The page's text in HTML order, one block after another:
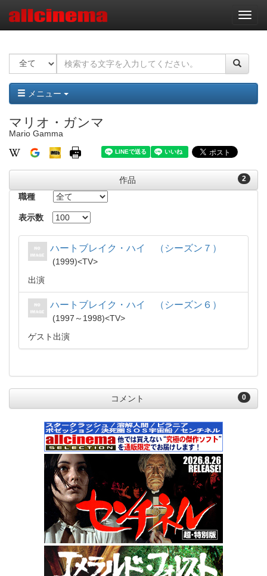
ナ
ビ
ー
ョ
ン
メニュー
マリオ・ガンマ
Mario Gamma
2
作品
職種
表示数
ハートブレイク・ハイ （シーズン７）
1999
TV
出演
ハートブレイク・ハイ （シーズン６）
1997～1998
TV
ゲスト出演
0
コメント